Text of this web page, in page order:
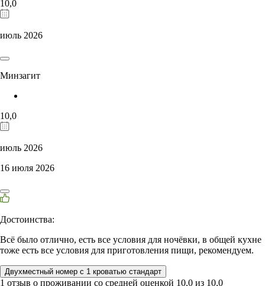
10,0
июль 2026
Минзагит
10,0
июль 2026
16 июля 2026
Достоинства:
Всё было отлично, есть все условия для ночёвки, в общей кухне
тоже есть все условия для приготовления пищи, рекомендуем.
Двухместный номер с 1 кроватью стандарт
1 отзыв о проживании со средней оценкой 10,0 из 10,0